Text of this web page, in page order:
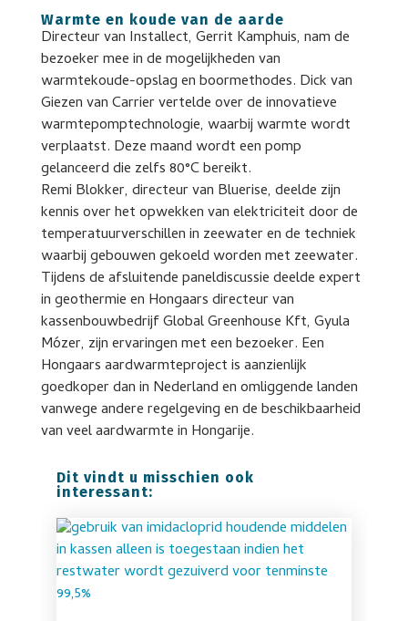
Warmte en koude van de aarde
Directeur van Installect, Gerrit Kamphuis, nam de
bezoeker mee in de mogelijkheden van
warmtekoude-opslag en boormethodes. Dick van
Giezen van Carrier vertelde over de innovatieve
warmtepomptechnologie, waarbij warmte wordt
verplaatst. Deze maand wordt een pomp
gelanceerd die zelfs 80°C bereikt.
Remi Blokker, directeur van Bluerise, deelde zijn
kennis over het opwekken van elektriciteit door de
temperatuurverschillen in zeewater en de techniek
waarbij gebouwen gekoeld worden met zeewater.
Tijdens de afsluitende paneldiscussie deelde expert
in geothermie en Hongaars directeur van
kassenbouwbedrijf Global Greenhouse Kft, Gyula
Mózer, zijn ervaringen met een bezoeker. Een
Hongaars aardwarmteproject is aanzienlijk
goedkoper dan in Nederland en omliggende landen
vanwege andere regelgeving en de beschikbaarheid
van veel aardwarmte in Hongarije.
Dit vindt u misschien ook
interessant: